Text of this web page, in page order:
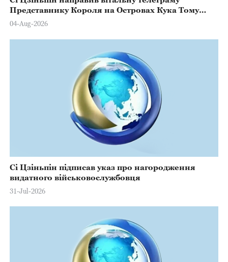
Представнику Короля на Островах Кука Тому
Марстерсу з нагоди Дня Конституції
04-Aug-2026
Сі Цзіньпін підписав указ про нагородження
видатного військовослужбовця
31-Jul-2026